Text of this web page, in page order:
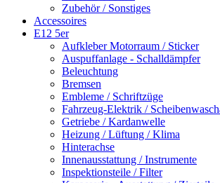
Zubehör / Sonstiges
Accessoires
E12 5er
Aufkleber Motorraum / Sticker
Auspuffanlage - Schalldämpfer
Beleuchtung
Bremsen
Embleme / Schriftzüge
Fahrzeug-Elektrik /
Getriebe / Kardanwelle
Heizung / Lüftung / Klima
Hinterachse
Innenausstattung / Instrumente
Inspektionsteile / Filter